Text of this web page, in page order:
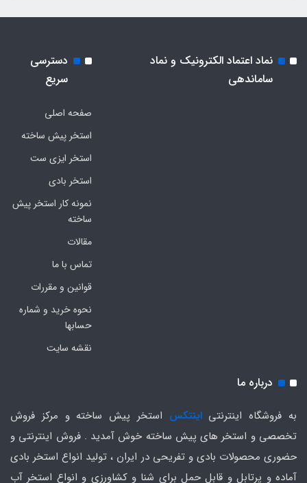
نماد اعتماد الکترونیک و نماد
ساماندهی
دسترسی
سریع
صفحه اصلی
استخر پیش ساخته
استخر ایزی ست
استخر بادی
نمونه کار استخر پیش
ساخته
مقالات
تماس با ما
قوانین و مقررات
نحوه خرید و شماره
حسابها
نقشه سایت
درباره ما
به فروشگاه اینترنتیاینتکس استخر پیش ساخته و مرکز فروش
تخصصی و استخر های پیش ساخته خوش آمدید . فروش اینترنتی و
حضوری محصولات بادی و تفریحی در ایران ، تولید انواع استخر بادی
آماده و پرتابل و قابل حمل برای شنا و کشاورزی و انواع استخر آب